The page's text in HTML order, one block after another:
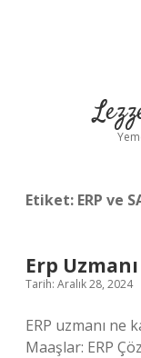
Etiket: ERP ve
Erp
Tarih: Aralık 28, 2024
ERP uzmanı ne
Maaşlar: ERP